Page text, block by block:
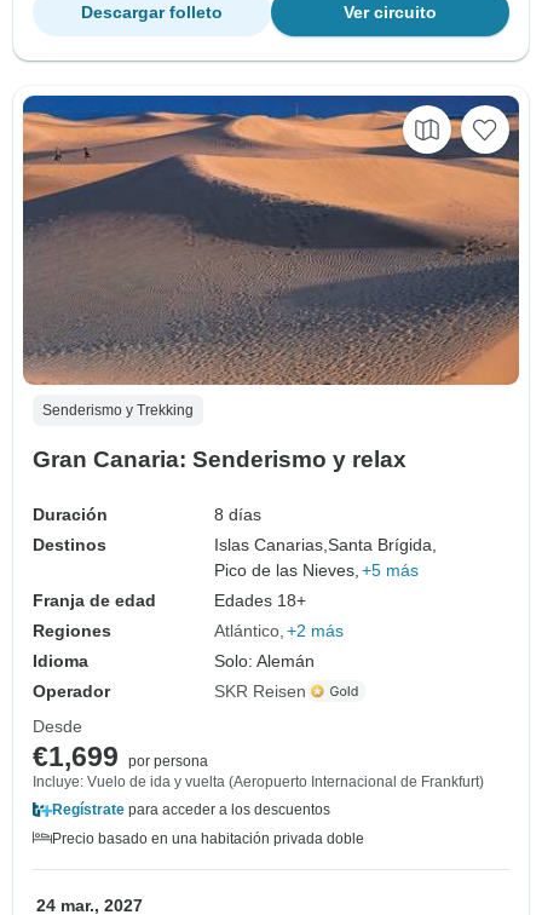
Ver circuito
Descargar folleto
Senderismo y Trekking
Gran Canaria: Senderismo y relax
Duración
8 días
Destinos
Islas Canarias,Santa Brígida,
Pico de las Nieves, +5 más
Franja de edad
Edades 18+
Regiones
Atlántico +2 más
Idioma
Solo: Alemán
Operador
SKR Reisen
Desde
€1,699
por persona
Incluye: Vuelo de ida y vuelta (Aeropuerto Internacional de Frankfurt)
Regístrate para acceder a los descuentos
Precio basado en una habitación privada doble
24 mar., 2027